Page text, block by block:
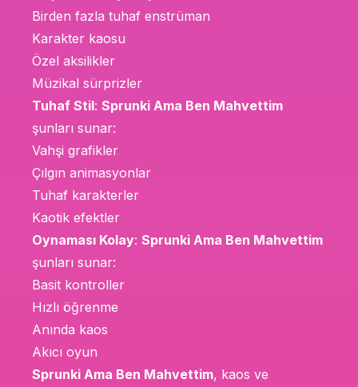
Birden fazla tuhaf enstrüman
Karakter kaosu
Özel aksilikler
Müzikal sürprizler
Tuhaf Stil: Sprunki Ama Ben Mahvettim
şunları sunar:
Vahşi grafikler
Çılgın animasyonlar
Tuhaf karakterler
Kaotik efektler
Oynaması Kolay: Sprunki Ama Ben Mahvettim
şunları sunar:
Basit kontroller
Hızlı öğrenme
Anında kaos
Akıcı oyun
Sprunki Ama Ben Mahvettim, kaos ve